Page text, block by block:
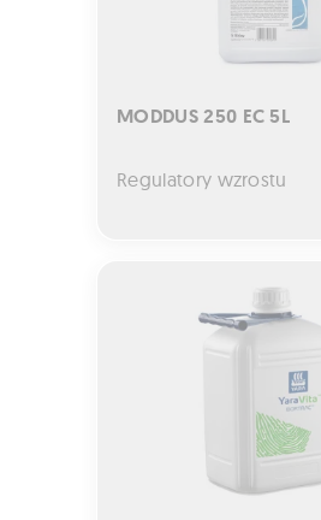
MODDUS 250 EC 5L
Regulatory wzrostu